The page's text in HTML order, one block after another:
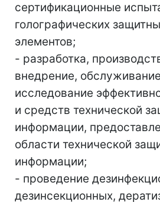
сертификационные
голографических
элементов;
- разработка,
внедрение,
исследование
и средств технической
информации,
области технической
информации;
- проведение
дезинсекционных,